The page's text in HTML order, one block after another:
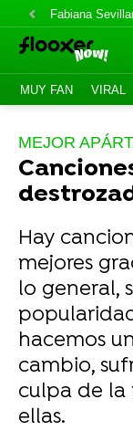
Fabiana
MUY FAN VIRAL
MEJOR
Hay
mejores
lo general,
hacemos
cambio,
culpa de la
ellas.